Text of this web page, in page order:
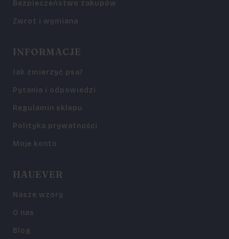
Bezpieczeństwo zakupów
Zwrot i wymiana
INFORMACJE
Jak zmierzyć psa?
Pytania i odpowiedzi
Regulamin sklepu
Polityka prywatności
Moje konto
HAUEVER
Nasze wzory
O nas
Blog